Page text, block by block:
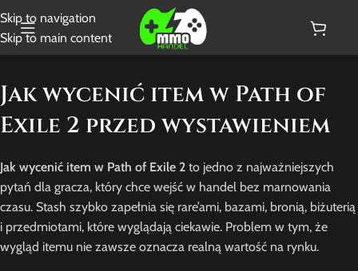
Skip to navigation
Skip to main content
Jak wycenić item w Path of
Exile 2 przed wystawieniem
Jak wycenić item w Path of Exile 2 to jedno z najważniejszych
pytań dla gracza, który chce wejść w handel bez marnowania
czasu. Stash szybko zapełnia się rare’ami, bazami, bronią, biżuterią
i przedmiotami, które wyglądają ciekawie. Problem w tym, że
wygląd itemu nie zawsze oznacza realną wartość na rynku.